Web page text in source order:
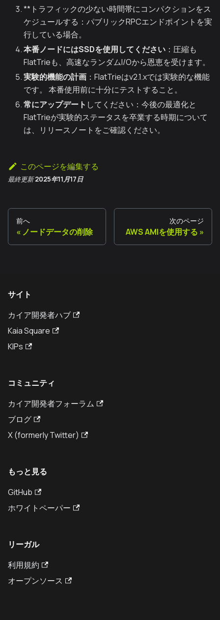
**トラフィックの少ない時間帯にコンパクションをス
ケジュールする：パブリックRPCエンドポイントを実
行している場合。
本番ノードにはSSDを使用してください ：圧縮も
FlatTrieも、高速なランダムI/Oから恩恵を受けます。
実験的機能の計画 ：FlatTrieはv2.1.xでは実験的な機能
です。 本番使用前に十分にテストすること。
常にアップデート してください：今後の最適化と
FlatTrieが実験的ステータスを卒業する時期について
は、リリースノートをご確認ください。
このページを編集する
最終更新 2025年11月17日
前へ
ノードデータの削除
次のページ
AWS AMIを使用する
サイト
カイア開発者ハブ
Kaia Square
KIPs
コミュニティ
カイア開発者フォーラム
ブログ
X (formerly Twitter)
もっと見る
GitHub
ホワイトペーパー
リーガル
利用規約
オープンソース